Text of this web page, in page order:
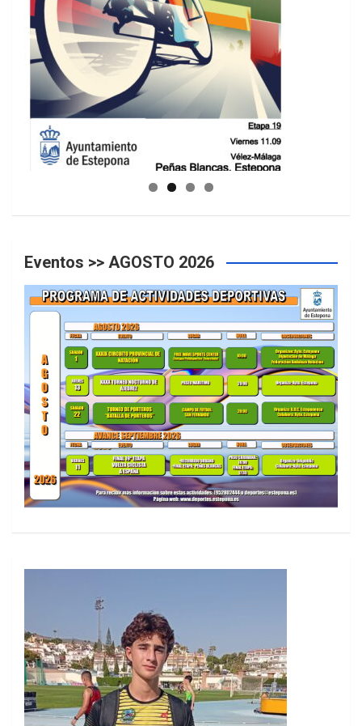
GUIA DE INSTALACIONES DEPORTIVAS
Eventos >> AGOSTO 2026